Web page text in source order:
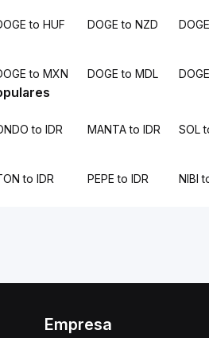
to HUF DOGE to NZD
to MXN DOGE to MDL
to IDR MANTA to IDR SOL
to IDR PEPE to IDR NIBI
Empresa